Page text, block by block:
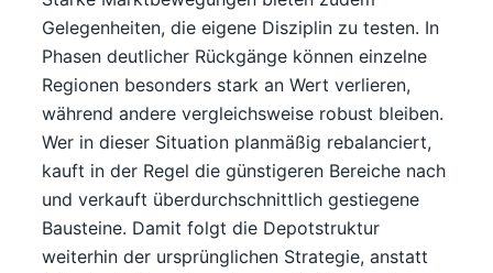
Gelegenheiten, die eigene Disziplin zu testen. In
Phasen deutlicher Rückgänge können einzelne
Regionen besonders stark an Wert verlieren,
während andere vergleichsweise robust bleiben.
Wer in dieser Situation planmäßig rebalanciert,
kauft in der Regel die günstigeren Bereiche nach
und verkauft überdurchschnittlich gestiegene
Bausteine. Damit folgt die Depotstruktur
weiterhin der ursprünglichen Strategie, anstatt